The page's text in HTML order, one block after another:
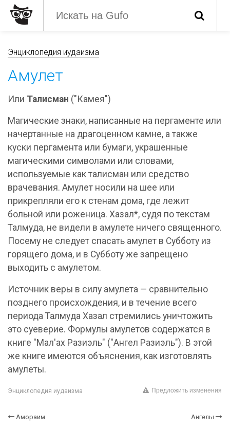
Энциклопедия иудаизма
Амулет
Или Талисман ("Камея")
Магические знаки, написанные на пергаменте или
начертанные на драгоценном камне, а также
куски пергамента или бумаги, украшенные
магическими символами или словами,
используемые как талисман или средство
врачевания. Амулет носили на шее или
прикрепляли его к стенам дома, где лежит
больной или роженица. Хазал*, судя по текстам
Талмуда, не видели в амулете ничего священного.
Посему не следует спасать амулет в Субботу из
горящего дома, и в Субботу же запрещено
выходить с амулетом.
Источник веры в силу амулета — сравнительно
позднего происхождения, и в течение всего
периода Талмуда Хазал стремились уничтожить
это суеверие. Формулы амулетов содержатся в
книге "Мал'ах Разиэль" ("Ангел Разиэль"). В этой
же книге имеются объяснения, как изготовлять
амулеты.
Энциклопедия иудаизма Предложить изменения
Амораим Ангелы